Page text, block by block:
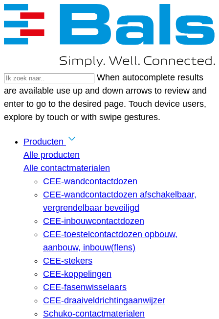
When autocomplete results
are available use up and down arrows to review and
enter to go to the desired page. Touch device users,
explore by touch or with swipe gestures.
Producten
Alle producten
Alle contactmaterialen
CEE-wandcontactdozen
CEE-wandcontactdozen afschakelbaar,
vergrendelbaar beveiligd
CEE-inbouwcontactdozen
CEE-toestelcontactdozen opbouw,
aanbouw, inbouw(flens)
CEE-stekers
CEE-koppelingen
CEE-fasenwisselaars
CEE-draaiveldrichtingaanwijzer
Schuko-contactmaterialen